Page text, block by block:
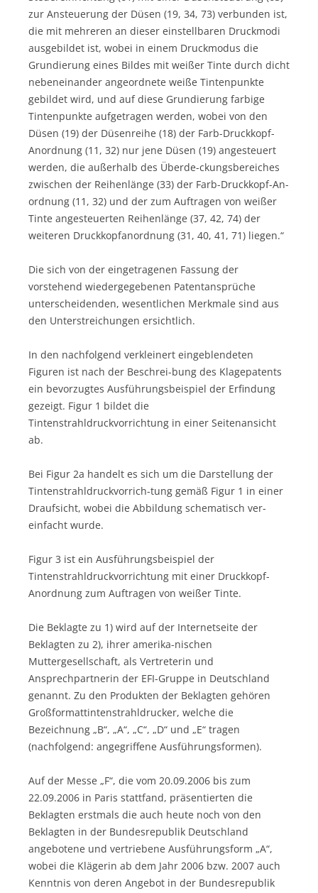
zur Ansteuerung der Düsen (19, 34, 73) verbunden ist,
die mit mehreren an dieser einstellbaren Druckmodi
ausgebildet ist, wobei in einem Druckmodus die
Grundierung eines Bildes mit weißer Tinte durch dicht
nebeneinander angeordnete weiße Tintenpunkte
gebildet wird, und auf diese Grundierung farbige
Tintenpunkte aufgetragen werden, wobei von den
Düsen (19) der Düsenreihe (18) der Farb-Druckkopf-
Anordnung (11, 32) nur jene Düsen (19) angesteuert
werden, die außerhalb des Überde-ckungsbereiches
zwischen der Reihenlänge (33) der Farb-Druckkopf-An-
ordnung (11, 32) und der zum Auftragen von weißer
Tinte angesteuerten Reihenlänge (37, 42, 74) der
weiteren Druckkopfanordnung (31, 40, 41, 71) liegen.“
Die sich von der eingetragenen Fassung der
vorstehend wiedergegebenen Patentansprüche
unterscheidenden, wesentlichen Merkmale sind aus
den Unterstreichungen ersichtlich.
In den nachfolgend verkleinert eingeblendeten
Figuren ist nach der Beschrei-bung des Klagepatents
ein bevorzugtes Ausführungsbeispiel der Erfindung
gezeigt. Figur 1 bildet die
Tintenstrahldruckvorrichtung in einer Seitenansicht
ab.
Bei Figur 2a handelt es sich um die Darstellung der
Tintenstrahldruckvorrich-tung gemäß Figur 1 in einer
Draufsicht, wobei die Abbildung schematisch ver-
einfacht wurde.
Figur 3 ist ein Ausführungsbeispiel der
Tintenstrahldruckvorrichtung mit einer Druckkopf-
Anordnung zum Auftragen von weißer Tinte.
Die Beklagte zu 1) wird auf der Internetseite der
Beklagten zu 2), ihrer amerika-nischen
Muttergesellschaft, als Vertreterin und
Ansprechpartnerin der EFI-Gruppe in Deutschland
genannt. Zu den Produkten der Beklagten gehören
Großformattintenstrahldrucker, welche die
Bezeichnung „B“, „A“, „C“, „D“ und „E“ tragen
(nachfolgend: angegriffene Ausführungsformen).
Auf der Messe „F“, die vom 20.09.2006 bis zum
22.09.2006 in Paris stattfand, präsentierten die
Beklagten erstmals die auch heute noch von den
Beklagten in der Bundesrepublik Deutschland
angebotene und vertriebene Ausführungsform „A“,
wobei die Klägerin ab dem Jahr 2006 bzw. 2007 auch
Kenntnis von deren Angebot in der Bundesrepublik